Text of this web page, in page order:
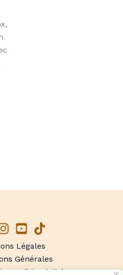
Légales
Générales
Confidentialité